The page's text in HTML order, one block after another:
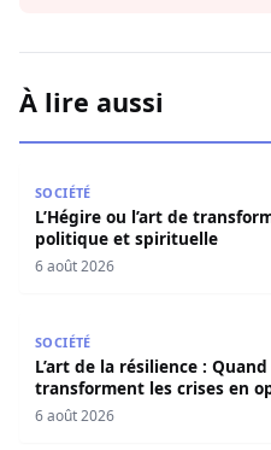
À lire aussi
SOCIÉTÉ
L’Hégire ou l’art de
politique et spirituelle
6 août 2026
SOCIÉTÉ
L’art de la résilience :
transforment les crises en
6 août 2026